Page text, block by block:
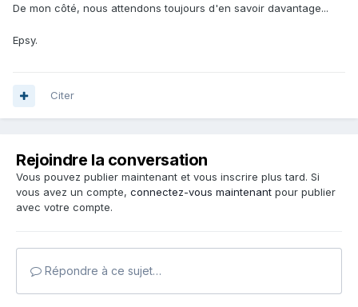
De mon côté, nous attendons toujours d'en savoir davantage...
Epsy.
Citer
Rejoindre la conversation
Vous pouvez publier maintenant et vous inscrire plus tard. Si
vous avez un compte, connectez-vous maintenant pour publier
avec votre compte.
Répondre à ce sujet…